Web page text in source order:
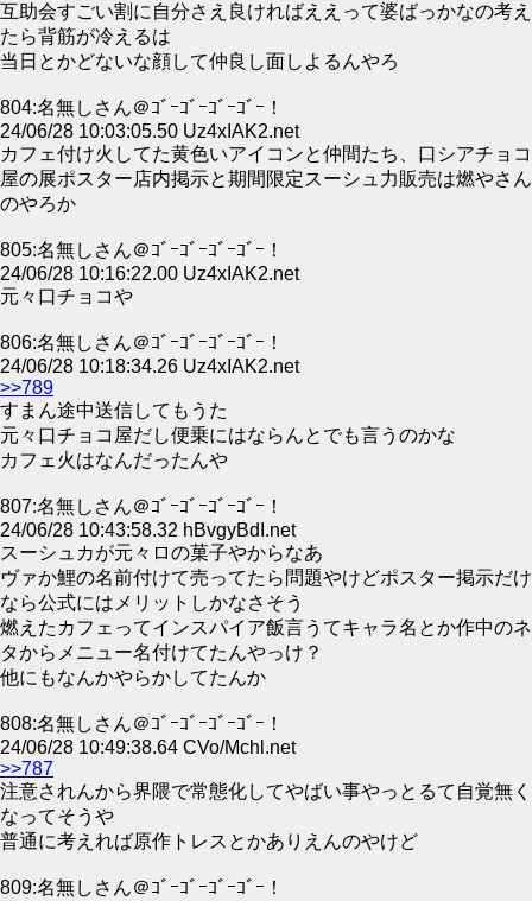
互助会すごい割に自分さえ良ければええって婆ばっかなの考え
たら背筋が冷えるは
当日とかどないな顔して仲良し面しよるんやろ
804:名無しさん＠ｺﾞｰｺﾞｰｺﾞｰｺﾞｰ！
24/06/28 10:03:05.50 Uz4xIAK2.net
カフェ付け火してた黄色いアイコンと仲間たち、口シアチョコ
屋の展ポスター店内掲示と期間限定スーシュ力販売は燃やさん
のやろか
805:名無しさん＠ｺﾞｰｺﾞｰｺﾞｰｺﾞｰ！
24/06/28 10:16:22.00 Uz4xIAK2.net
元々口チョコや
806:名無しさん＠ｺﾞｰｺﾞｰｺﾞｰｺﾞｰ！
24/06/28 10:18:34.26 Uz4xIAK2.net
>>789
すまん途中送信してもうた
元々口チョコ屋だし便乗にはならんとでも言うのかな
カフェ火はなんだったんや
807:名無しさん＠ｺﾞｰｺﾞｰｺﾞｰｺﾞｰ！
24/06/28 10:43:58.32 hBvgyBdI.net
スーシュカが元々ロの菓子やからなあ
ヴァか鯉の名前付けて売ってたら問題やけどポスター掲示だけ
なら公式にはメリットしかなさそう
燃えたカフェってインスパイア飯言うてキャラ名とか作中のネ
タからメニュー名付けてたんやっけ？
他にもなんかやらかしてたんか
808:名無しさん＠ｺﾞｰｺﾞｰｺﾞｰｺﾞｰ！
24/06/28 10:49:38.64 CVo/Mchl.net
>>787
注意されんから界隈で常態化してやばい事やっとるて自覚無く
なってそうや
普通に考えれば原作トレスとかありえんのやけど
809:名無しさん＠ｺﾞｰｺﾞｰｺﾞｰｺﾞｰ！